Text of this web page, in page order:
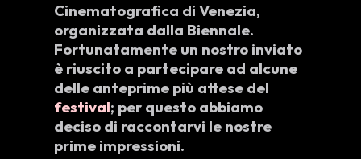
Cinematografica di Venezia,
organizzata dalla Biennale.
Fortunatamente un nostro inviato
è riuscito a partecipare ad alcune
delle anteprime più attese del
festival; per questo abbiamo
deciso di raccontarvi le nostre
prime impressioni.